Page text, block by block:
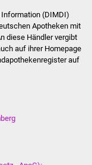
(DIMDI)
Apotheken mit
diese Händler vergibt
auf ihrer Homepage
auf